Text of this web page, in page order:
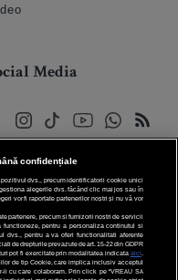
Media
Internet Corp SRL
drepturile rezervate
confidențiale
dvs., precum identificatorii cookie unici
alegerile dvs. făcând clic mai jos sau în
vor fi raportate partenerilor noștri și nu vă vor
partenere, precum si furnizorii nostri de servicii
pentru a personaliza continutul si
dvs., pentru a va oferi functionalitati aferente
de drepturile prevazute de art. 15-22 din GDPR
pot fi exercitate prin modalitatea indicata aici
de tip Cookie, care implica inclusiv acceptul
cu care colaboram. Prin click pe “VREAU SA